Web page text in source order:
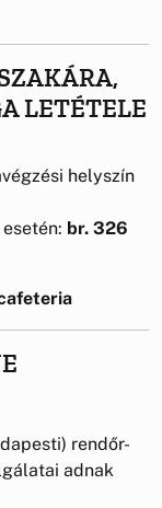
LETÉTELE
helyszín
br. 326
rendőr-
adnak